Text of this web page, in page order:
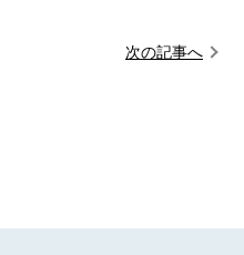
次の記事へ